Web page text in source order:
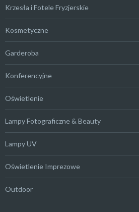
Krzesła i Fotele Fryzjerskie
Kosmetyczne
Garderoba
Konferencyjne
Oświetlenie
Lampy Fotograficzne & Beauty
Lampy UV
Oświetlenie Imprezowe
Outdoor